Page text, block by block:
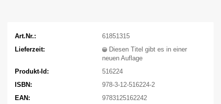
Art.Nr.:
61851315
Lieferzeit:
Diesen Titel gibt es in einer
neuen Auflage
Produkt-Id:
516224
ISBN:
978-3-12-516224-2
EAN:
9783125162242